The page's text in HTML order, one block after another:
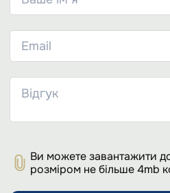
Ви можете завантажити
розміром не більше 4mb